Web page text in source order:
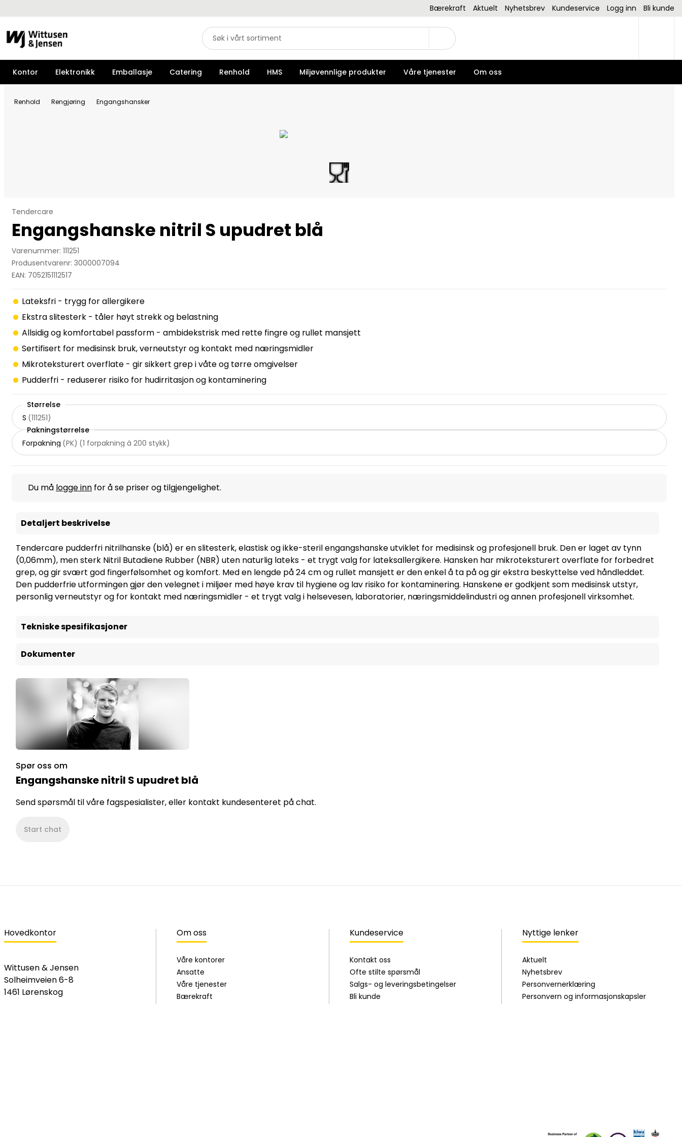
Bærekraft Aktuelt Nyhetsbrev Kundeservice Logg inn Bli kunde
Kontor Elektronikk Emballasje Catering Renhold HMS Miljøvennlige produkter Våre tjenester Om oss
Renhold Rengjøring Engangshansker
Tendercare
Engangshanske nitril S upudret blå
Varenummer: 111251
Produsentvarenr: 3000007094
EAN: 7052151112517
Lateksfri - trygg for allergikere
Ekstra slitesterk - tåler høyt strekk og belastning
Allsidig og komfortabel passform - ambidekstrisk med rette fingre og rullet mansjett
Sertifisert for medisinsk bruk, verneutstyr og kontakt med næringsmidler
Mikroteksturert overflate - gir sikkert grep i våte og tørre omgivelser
Pudderfri - reduserer risiko for hudirritasjon og kontaminering
Størrelse
S (111251)
Pakningstørrelse
Forpakning (PK) (1 forpakning á 200 stykk)
Du må logge inn for å se priser og tilgjengelighet.
Detaljert beskrivelse
Tendercare pudderfri nitrilhanske (blå) er en slitesterk, elastisk og ikke-steril engangshanske utviklet for medisinsk og profesjonell bruk. Den er laget av tynn
(0,06mm), men sterk Nitril Butadiene Rubber (NBR) uten naturlig lateks - et trygt valg for lateksallergikere. Hansken har mikroteksturert overflate for forbedret
grep, og gir svært god fingerfølsomhet og komfort. Med en lengde på 24 cm og rullet mansjett er den enkel å ta på og gir ekstra beskyttelse ved håndleddet.
Den pudderfrie utformingen gjør den velegnet i miljøer med høye krav til hygiene og lav risiko for kontaminering. Hanskene er godkjent som medisinsk utstyr,
personlig verneutstyr og for kontakt med næringsmidler - et trygt valg i helsevesen, laboratorier, næringsmiddelindustri og annen profesjonell virksomhet.
Tekniske spesifikasjoner
Dokumenter
Spør oss om
Engangshanske nitril S upudret blå
Send spørsmål til våre fagspesialister, eller kontakt kundesenteret på chat.
Start chat
Hovedkontor
Wittusen & Jensen
Solheimveien 6-8
1461 Lørenskog
Om oss
Våre kontorer
Ansatte
Våre tjenester
Bærekraft
Kundeservice
Kontakt oss
Ofte stilte spørsmål
Salgs- og leveringsbetingelser
Bli kunde
Nyttige lenker
Aktuelt
Nyhetsbrev
Personvernerklæring
Personvern og informasjonskapsler